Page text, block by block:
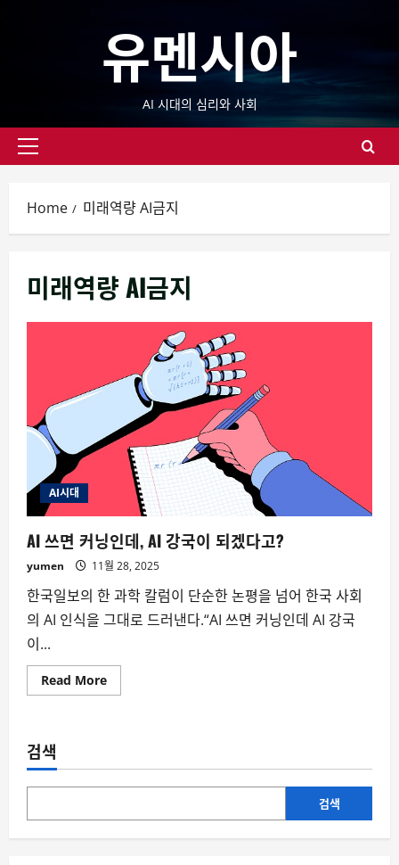
유멘시아
AI 시대의 심리와 사회
Primary
Home 미래역량 AI금지
미래역량 AI금지
AI시대
AI 쓰면 커닝인데, AI 강국이 되겠다고?
yumen 11월 28, 2025
한국일보의 한 과학 칼럼이 단순한 논평을 넘어 한국 사회
의 AI 인식을 그대로 드러낸다.“AI 쓰면 커닝인데 AI 강국
이...
Read MoreRead
more
닝
데,
강
이
검색
검색